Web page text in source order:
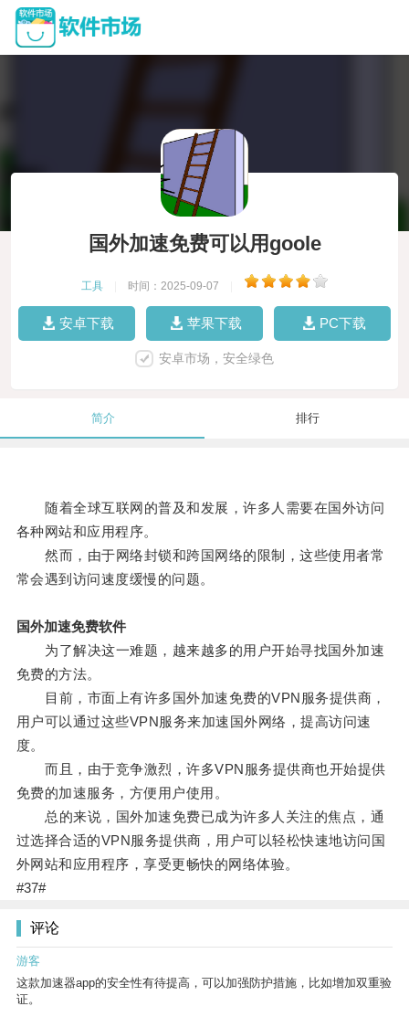
国外加速免费可以用goole
工具 时间：2025-09-07
安卓下载 苹果下载 PC下载
安卓市场，安全绿色
简介 排行
随着全球互联网的普及和发展，许多人需要在国外访问
各种网站和应用程序。
然而，由于网络封锁和跨国网络的限制，这些使用者常
常会遇到访问速度缓慢的问题。
国外加速免费软件
为了解决这一难题，越来越多的用户开始寻找国外加速
免费的方法。
目前，市面上有许多国外加速免费的VPN服务提供商，
用户可以通过这些VPN服务来加速国外网络，提高访问速
度。
而且，由于竞争激烈，许多VPN服务提供商也开始提供
免费的加速服务，方便用户使用。
总的来说，国外加速免费已成为许多人关注的焦点，通
过选择合适的VPN服务提供商，用户可以轻松快速地访问国
外网站和应用程序，享受更畅快的网络体验。
#37#
评论
游客
这款加速器app的安全性有待提高，可以加强防护措施，比如增加双重验
证。